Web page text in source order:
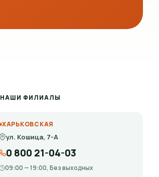
НАШИ ФИЛИАЛЫ
ХАРЬКОВСКАЯ
ул. Кошица, 7-А
0 800 21-04-03
09:00 — 19:00, Без выходных